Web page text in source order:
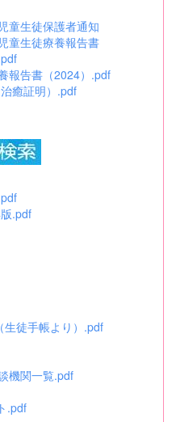
童生徒保護者通知
童生徒療養報告書
報告書（2024）.pdf
癒証明）.pdf
.pdf
徒手帳より）.pdf
機関一覧.pdf
.pdf